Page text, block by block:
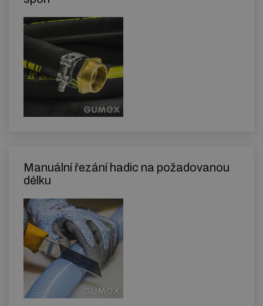
Manuální řezání hadic na požadovanou
délku